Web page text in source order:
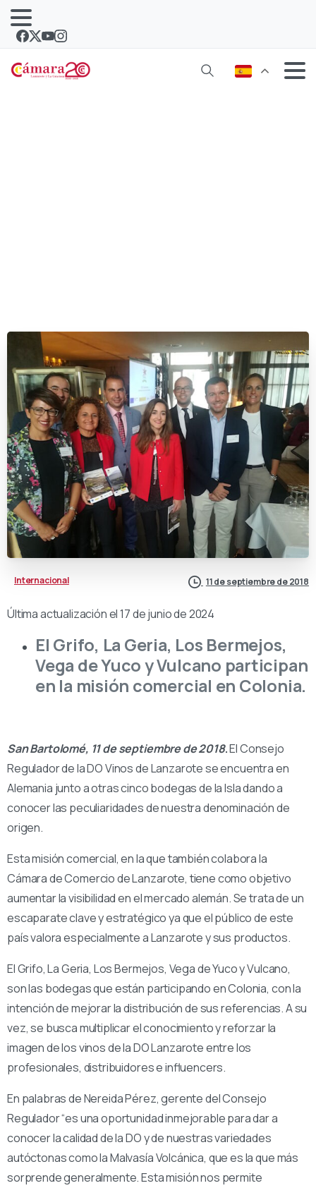
Internacional 11 de septiembre de 2018
Última actualización el 17 de junio de 2024
El Grifo, La Geria, Los Bermejos,
Vega de Yuco y Vulcano participan
en la misión comercial en Colonia.
San Bartolomé, 11 de septiembre de 2018.El Consejo
Regulador de la DO Vinos de Lanzarote se encuentra en
Alemania junto a otras cinco bodegas de la Isla dando a
conocer las peculiaridades de nuestra denominación de
origen.
Esta misión comercial, en la que también colabora la
Cámara de Comercio de Lanzarote, tiene como objetivo
aumentar la visibilidad en el mercado alemán. Se trata de un
escaparate clave y estratégico ya que el público de este
país valora especialmente a Lanzarote y sus productos.
El Grifo, La Geria, Los Bermejos, Vega de Yuco y Vulcano,
son las bodegas que están participando en Colonia, con la
intención de mejorar la distribución de sus referencias. A su
vez, se busca multiplicar el conocimiento y reforzar la
imagen de los vinos de la DO Lanzarote entre los
profesionales, distribuidores e influencers.
En palabras de Nereida Pérez, gerente del Consejo
Regulador “es una oportunidad inmejorable para dar a
conocer la calidad de la DO y de nuestras variedades
autóctonas como la Malvasía Volcánica, que es la que más
sorprende generalmente. Esta misión nos permite